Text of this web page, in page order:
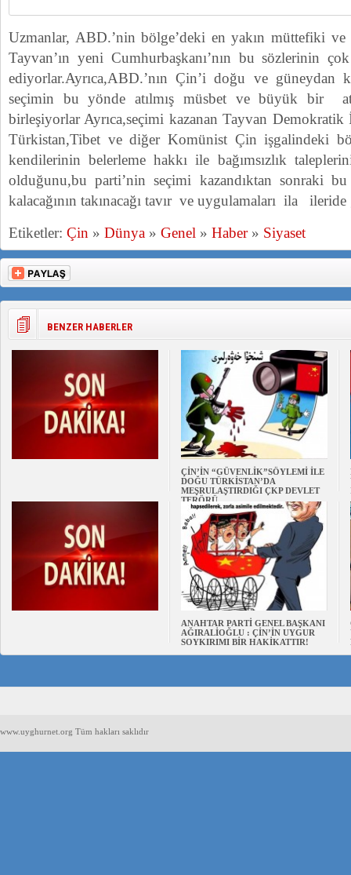
Uzmanlar, ABD.’nin bölge’deki en yakın müttefiki ve
Tayvan’ın yeni Cumhurbaşkanı’nın bu sözlerinin
ediyorlar.Ayrıca,ABD.’nın Çin’i doğu ve güneydan
seçimin bu yönde atılmış müsbet ve büyük bir
birleşiyorlar Ayrıca,seçimi kazanan Tayvan
Türkistan,Tibet ve diğer Komünist Çin işgalindeki
kendilerinin belerleme hakkı ile bağımsızlık
olduğunu,bu parti’nin seçimi kazandıktan sonraki bu
kalacağının takınacağı tavır ve uygulamaları ila
Etiketler: Çin » Dünya » Genel » Haber» Siyaset
BENZER HABERLER
ÇİN’İN “GÜVENLİK”SÖYLEMİ İLE
DOĞU TÜRKİSTAN’DA
MEŞRULAŞTIRDIĞI ÇKP DEVLET
TERÖRÜ
ANAHTAR PARTİ GENEL BAŞKANI
AĞIRALİOĞLU : ÇİN’İN UYGUR
SOYKIRIMI BİR HAKİKATTIR!
www.uyghurnet.org Tüm hakları saklıdır